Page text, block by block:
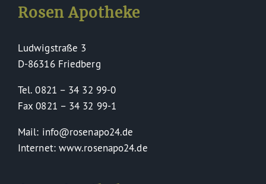
Service
Rosen Apotheke
Ludwigstraße 3
D-86316 Friedberg
Tel. 0821 – 34 32 99-0
Fax 0821 – 34 32 99-1
Mail: info@rosenapo24.de
Internet: www.rosenapo24.de